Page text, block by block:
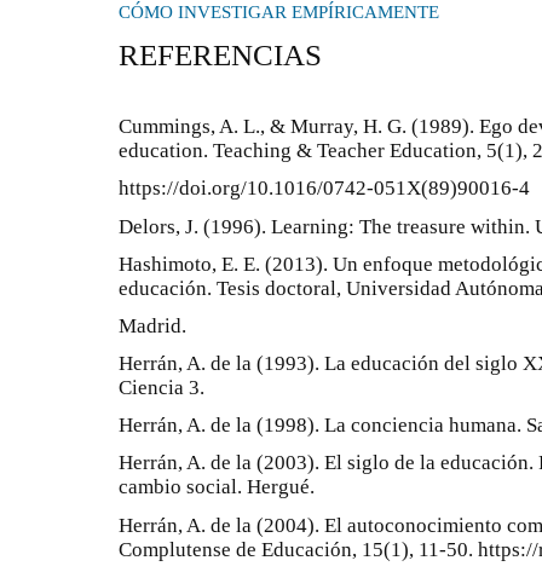
CÓMO INVESTIGAR EMPÍRICAMENTE
REFERENCIAS
Cummings, A. L., & Murray, H. G. (1989). Ego
education. Teaching & Teacher Education, 5(1),
https://doi.org/10.1016/0742-051X(89)90016-4
Delors, J. (1996). Learning: The treasure within.
Hashimoto, E. E. (2013). Un enfoque
educación. Tesis doctoral, Universidad
Madrid.
Herrán, A. de la (1993). La educación del siglo
Ciencia 3.
Herrán, A. de la (1998). La conciencia humana.
Herrán, A. de la (2003). El siglo de la
cambio social. Hergué.
Herrán, A. de la (2004). El autoconocimiento
Complutense de Educación, 15(1), 11-50.